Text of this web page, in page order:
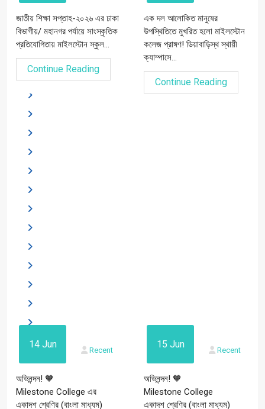
জাতীয় শিক্ষা সপ্তাহ-২০২৬ এর ঢাকা
বিভাগীয়/ মহানগর পর্যায়ে সাংস্কৃতিক
প্রতিযোগিতায় মাইলস্টোন স্কুল...
Continue Reading
এক দল আলোকিত মানুষের
উপস্থিতিতে মুখরিত হলো মাইলস্টোন
কলেজ প্রাঙ্গণ! ডিয়াবাড়িস্থ স্থায়ী
ক্যাম্পাসে...
Continue Reading
14 Jun
Recent
অভিনন্দন! 🧡
Milestone College এর
একাদশ শ্রেণির (বাংলা মাধ্যম)
15 Jun
Recent
অভিনন্দন! 🧡
Milestone College
একাদশ শ্রেণির (বাংলা মাধ্যম)